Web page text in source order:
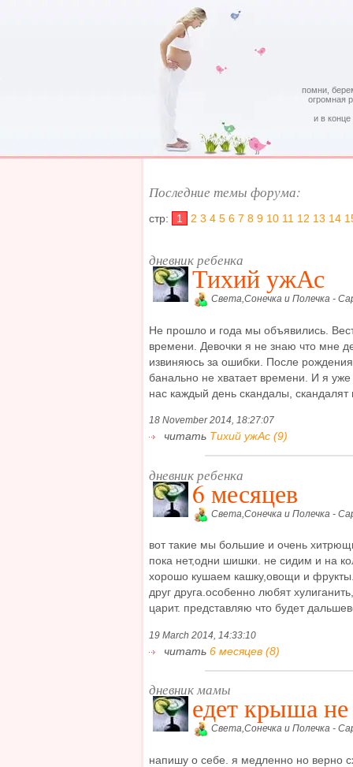
помни,
огромная
и в
Последние темы форума:
стр: 1 2 3 4 5 6 7 8 9 10 11 12 13 14
дневник ребенка
Тихий ужАс
Света,Сонечка и Полечка -
Не прошло и года мы объявились.
времени. Девочки я не знаю что мне
извиняюсь за ошибки. После
банально не хватает времени. И я
нас каждый день скандалы,
18 November 2014, 18:27:07
читать Тихий ужАс (9)
дневник ребенка
6 месяцев
Света,Сонечка и Полечка -
вот такие мы большие и очень
пока нет,одни шишки. не сидим и на
хорошо кушаем кашку,овощи и
друг друга.особенно любят
царит. представляю что будет
19 March 2014, 14:33:10
читать 6 месяцев (8)
дневник мамы
едет крыша
Света,Сонечка и Полечка -
напишу о себе. я медленно но верно